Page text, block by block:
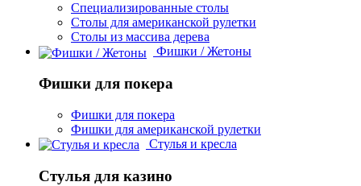
Специализированные столы
Столы для американской рулетки
Столы из массива дерева
Фишки / Жетоны
Фишки для покера
Фишки для покера
Фишки для американской рулетки
Стулья и кресла
Стулья для казино